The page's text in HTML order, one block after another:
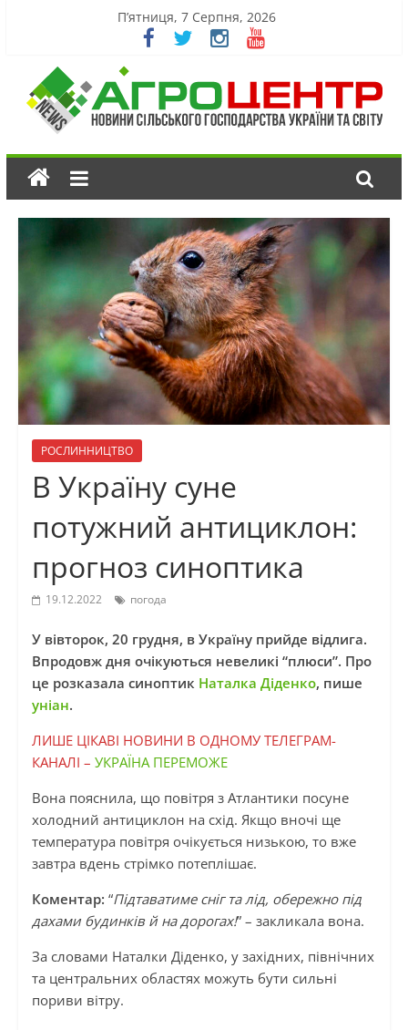
П’ятниця, 7 Серпня, 2026
РОСЛИННИЦТВО
В Україну суне
потужний антициклон:
прогноз синоптика
19.12.2022 погода
У вівторок, 20 грудня, в Україну прийде відлига.
Впродовж дня очікуються невеликі “плюси”. Про
це розказала синоптик Наталка Діденко, пише
уніан.
ЛИШЕ ЦІКАВІ НОВИНИ В ОДНОМУ ТЕЛЕГРАМ-
КАНАЛІ – УКРАЇНА ПЕРЕМОЖЕ
Вона пояснила, що повітря з Атлантики посуне
холодний антициклон на схід. Якщо вночі ще
температура повітря очікується низькою, то вже
завтра вдень стрімко потеплішає.
Коментар: “Підтаватиме сніг та лід, обережно під
дахами будинків й на дорогах!” – закликала вона.
За словами Наталки Діденко, у західних, північних
та центральних областях можуть бути сильні
пориви вітру.